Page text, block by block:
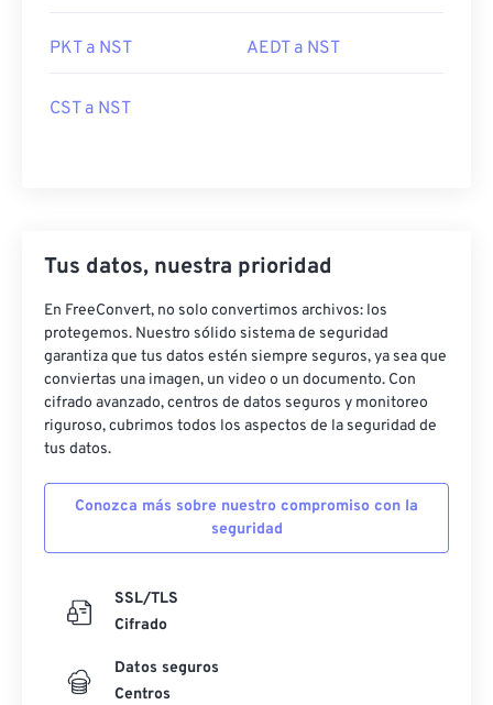
PKT a NST AEDT a NST
CST a NST
Tus datos, nuestra prioridad
En FreeConvert, no solo convertimos archivos: los
protegemos. Nuestro sólido sistema de seguridad
garantiza que tus datos estén siempre seguros, ya sea que
conviertas una imagen, un video o un documento. Con
cifrado avanzado, centros de datos seguros y monitoreo
riguroso, cubrimos todos los aspectos de la seguridad de
tus datos.
Conozca más sobre nuestro compromiso con la
seguridad
SSL/TLS
Cifrado
Datos seguros
Centros